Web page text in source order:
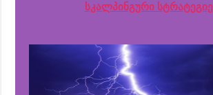
სკალპინგური